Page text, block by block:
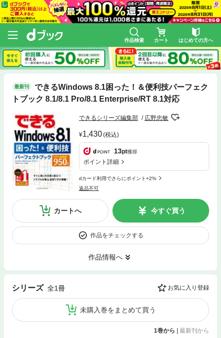
作品検索 カート はじめての方へ
最新刊
できるWindows 8.1困った！＆便利技パーフェク
トブック 8.1/8.1 Pro/8.1 Enterprise/RT 8.1対応
できるシリーズ編集部 広野忠敏
1,430(税込)
13pt獲得
ポイント詳細
dカード利用でさらにポイント+2%
返品不可
カートへ 今すぐ買う
作品をチェックする
作品情報へ
シリーズ 全1冊 お気に入り登録
未購入巻をまとめて買う
1巻から 最新刊から